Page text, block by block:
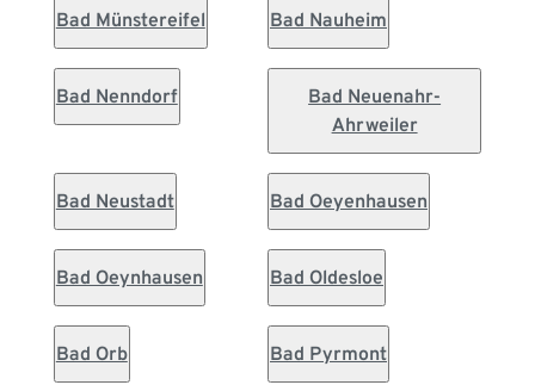
Bad Münstereifel Bad Nauheim
Bad Nenndorf
Bad Neuenahr-
Ahrweiler
Bad Neustadt Bad Oeyenhausen
Bad Oeynhausen Bad Oldesloe
Bad Orb Bad Pyrmont